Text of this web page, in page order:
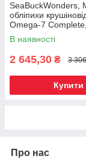
SeaBuckWonders,
обліпихи
Omega-7
120 м'яких капсул,
В наявності
2 645,30 ₴ 3
Купити
Про нас